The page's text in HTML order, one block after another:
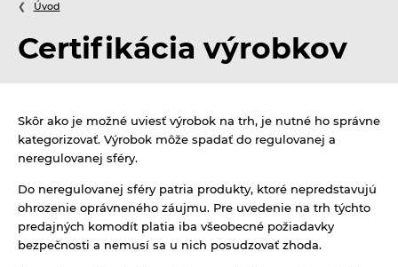
Úvod
Certifikácia výrobkov
Skôr ako je možné uviesť výrobok na trh, je nutné ho správne
kategorizovať. Výrobok môže spadať do regulovanej a
neregulovanej sféry.
Do neregulovanej sféry patria produkty, ktoré nepredstavujú
ohrozenie oprávneného záujmu. Pre uvedenie na trh týchto
predajných komodít platia iba všeobecné požiadavky
bezpečnosti a nemusí sa u nich posudzovať zhoda.